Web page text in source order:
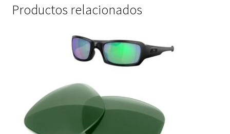
Productos relacionados